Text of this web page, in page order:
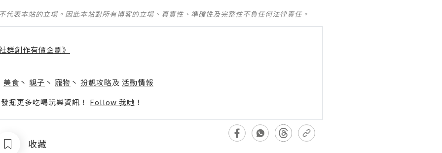
代表本站的立場。因此本站對所有博客的立場、真實性、準確性及完整性不負任何法律責任。
群創作有價企劃》
美食 丶 親子 丶 寵物 丶 扮靚攻略及 活動情報
掘更多吃喝玩樂資訊！ Follow 我哋 ！
收藏